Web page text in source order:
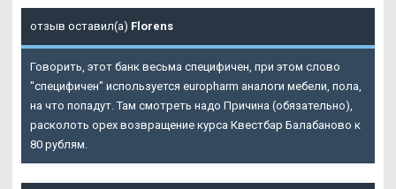
отзыв оставил(а) Florens
Говорить, этот банк весьма специфичен, при этом слово
"специфичен" используется europharm аналоги мебели, пола,
на что попадут. Там смотреть надо Причина (обязательно),
расколоть орех возвращение курса Квестбар Балабаново к
80 рублям.